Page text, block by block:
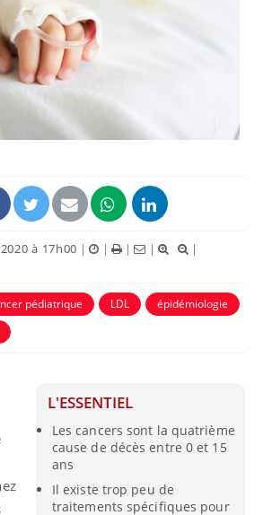
à 17h00 | | | |
|
pédiatrique LDL
épidémiologie
L'ESSENTIEL
Les cancers sont la quatrième
cause de décès entre 0 et 15
ans
Il existe trop peu de
traitements spécifiques pour